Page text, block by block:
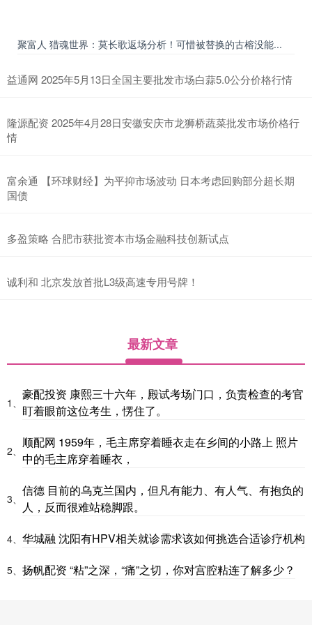
聚富人 猎魂世界：莫长歌返场分析！可惜被替换的古榕没能...
益通网 2025年5月13日全国主要批发市场白蒜5.0公分价格行情
隆源配资 2025年4月28日安徽安庆市龙狮桥蔬菜批发市场价格行
情
富余通 【环球财经】为平抑市场波动 日本考虑回购部分超长期
国债
多盈策略 合肥市获批资本市场金融科技创新试点
诚利和 北京发放首批L3级高速专用号牌！
最新文章
1、
豪配投资 康熙三十六年，殿试考场门口，负责检查的考官
盯着眼前这位考生，愣住了。
2、
顺配网 1959年，毛主席穿着睡衣走在乡间的小路上 照片
中的毛主席穿着睡衣，
3、
信德 目前的乌克兰国内，但凡有能力、有人气、有抱负的
人，反而很难站稳脚跟。
4、 华城融 沈阳有HPV相关就诊需求该如何挑选合适诊疗机构
5、 扬帆配资 “粘”之深，“痛”之切，你对宫腔粘连了解多少？